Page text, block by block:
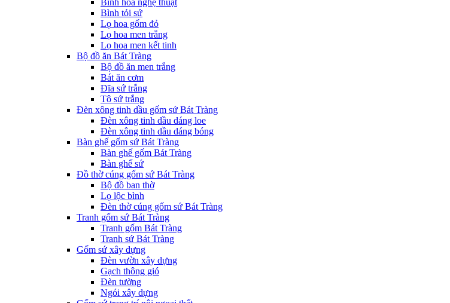
Bình hoa nghệ thuật
Bình tỏi sứ
Lọ hoa gốm đỏ
Lọ hoa men trắng
Lọ hoa men kết tinh
Bộ đồ ăn Bát Tràng
Bộ đồ ăn men trắng
Bát ăn cơm
Đĩa sứ trắng
Tô sứ trắng
Đèn xông tinh dầu gốm sứ Bát Tràng
Đèn xông tinh dầu dáng loe
Đèn xông tinh dầu dáng bóng
Bàn ghế gốm sứ Bát Tràng
Bàn ghế gốm Bát Tràng
Bàn ghế sứ
Đồ thờ cúng gốm sứ Bát Tràng
Bộ đồ ban thờ
Lọ lộc bình
Đèn thờ cúng gốm sứ Bát Tràng
Tranh gốm sứ Bát Tràng
Tranh gốm Bát Tràng
Tranh sứ Bát Tràng
Gốm sứ xây dựng
Đèn vườn xây dựng
Gạch thông gió
Đèn tường
Ngói xây dựng